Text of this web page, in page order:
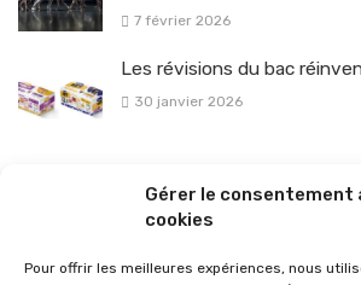
Gérer le consentement
cookies
Pour offrir les meilleures expériences, nous
7 février 2026
Les révisions du bac
30 janvier 2026